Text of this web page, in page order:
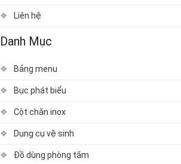
Liên hệ
Danh Mục
Bảng menu
Bục phát biểu
Cột chắn inox
Dụng cụ vệ sinh
Đồ dùng phòng tắm